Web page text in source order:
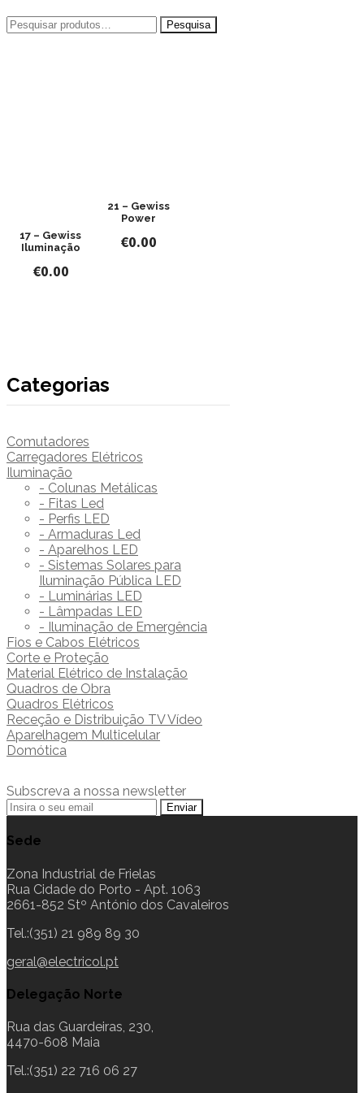
Pesquisar
por:
17 – Gewiss
Iluminação
€0.00
21 – Gewiss
Power
€0.00
Categorias
Comutadores
Carregadores Elétricos
Iluminação
- Colunas Metálicas
- Fitas Led
- Perfis LED
- Armaduras Led
- Aparelhos LED
- Sistemas Solares para
Iluminação Pública LED
- Luminárias LED
- Lâmpadas LED
- Iluminação de Emergência
Fios e Cabos Elétricos
Corte e Proteção
Material Elétrico de Instalação
Quadros de Obra
Quadros Elétricos
Receção e Distribuição TV Vídeo
Aparelhagem Multicelular
Domótica
Subscreva a nossa newsletter
Sede
Zona Industrial de Frielas
Rua Cidade do Porto - Apt. 1063
2661-852 Stº António dos Cavaleiros
Tel.:(351) 21 989 89 30
geral@electricol.pt
Delegação Norte
Rua das Guardeiras, 230,
4470-608 Maia
Tel.:(351) 22 716 06 27